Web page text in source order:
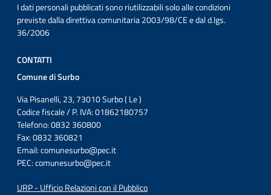
I dati personali pubblicati sono riutilizzabili solo alle condizioni
previste dalla direttiva comunitaria 2003/98/CE e dal d.lgs.
36/2006
CONTATTI
Comune di Surbo
Via Pisanelli, 23, 73010 Surbo ( Le )
Codice fiscale / P. IVA: 01862180757
Telefono: 0832 360800
Fax: 0832 360821
Email:comunesurbo@pec.it
PEC:comunesurbo@pec.it
URP - Ufficio Relazioni con il Pubblico